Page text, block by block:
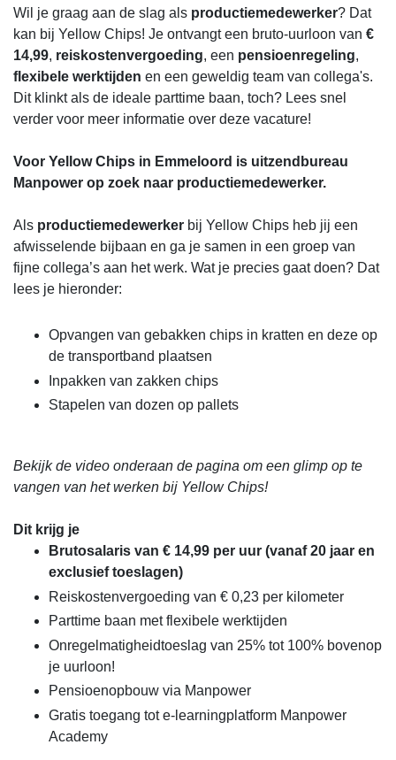
Wil je graag aan de slag als productiemedewerker? Dat
kan bij Yellow Chips! Je ontvangt een bruto-uurloon van €
14,99, reiskostenvergoeding, een pensioenregeling,
flexibele werktijden en een geweldig team van collega's.
Dit klinkt als de ideale parttime baan, toch? Lees snel
verder voor meer informatie over deze vacature!
Voor Yellow Chips in Emmeloord is uitzendbureau
Manpower op zoek naar productiemedewerker.
Als productiemedewerker bij Yellow Chips heb jij een
afwisselende bijbaan en ga je samen in een groep van
fijne collega’s aan het werk. Wat je precies gaat doen? Dat
lees je hieronder:
Opvangen van gebakken chips in kratten en deze op
de transportband plaatsen
Inpakken van zakken chips
Stapelen van dozen op pallets
Bekijk de video onderaan de pagina om een glimp op te
vangen van het werken bij Yellow Chips!
Dit krijg je
Brutosalaris van € 14,99 per uur (vanaf 20 jaar en
exclusief toeslagen)
Reiskostenvergoeding van € 0,23 per kilometer
Parttime baan met flexibele werktijden
Onregelmatigheidtoeslag van 25% tot 100% bovenop
je uurloon!
Pensioenopbouw via Manpower
Gratis toegang tot e-learningplatform Manpower
Academy